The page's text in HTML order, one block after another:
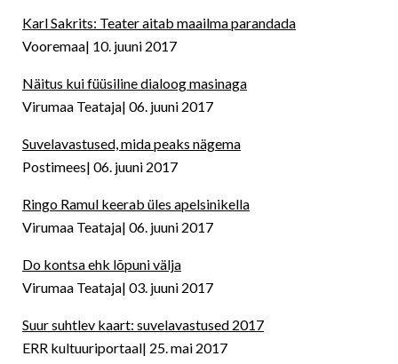
Karl Sakrits: Teater aitab maailma parandada
Vooremaa 10. juuni 2017
Näitus kui füüsiline dialoog masinaga
Virumaa Teataja 06. juuni 2017
Suvelavastused, mida peaks nägema
Postimees 06. juuni 2017
Ringo Ramul keerab üles apelsinikella
Virumaa Teataja 06. juuni 2017
Do kontsa ehk lõpuni välja
Virumaa Teataja 03. juuni 2017
Suur suhtlev kaart: suvelavastused 2017
ERR kultuuriportaal 25. mai 2017